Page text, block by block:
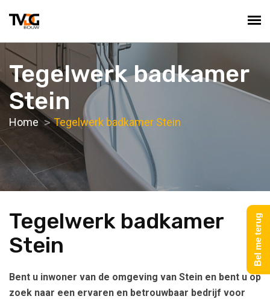
Tegelwerk badkamer
Stein
Home Tegelwerk badkamer Stein
Tegelwerk badkamer
Stein
Bent u inwoner van de omgeving van Stein en bent u op
zoek naar een ervaren en betrouwbaar bedrijf voor
Bel me terug